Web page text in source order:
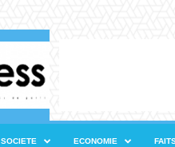
SOCIETE ECONOMIE